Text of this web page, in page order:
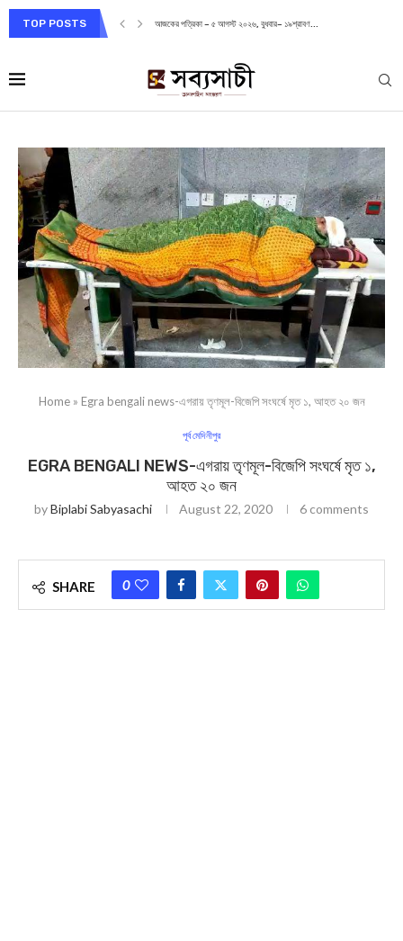
TOP POSTS আজকের পত্রিকা – ৫ আগস্ট ২০২৬, বুধবার– ১৯শ্রাবণ...
Home» Egra bengali news-এগরায় তৃণমূল-বিজেপি সংঘর্ষে মৃত ১, আহত ২০ জন
পূর্ব মেদিনীপুর
EGRA BENGALI NEWS-এগরায় তৃণমূল-বিজেপি সংঘর্ষে মৃত ১,
আহত ২০ জন
byBiplabi Sabyasachi August 22, 2020 6 comments
SHARE 0